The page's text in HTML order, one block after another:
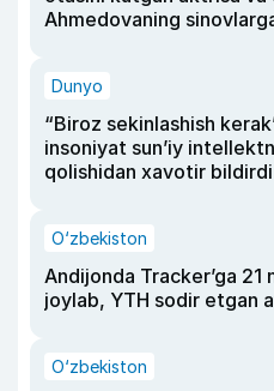
Ahmedovaning
Dunyo
“Biroz sekinlashish
insoniyat sun’iy
qolishidan xavotir bildirdi
O‘zbekiston
Andijonda Tracker’ga 21
joylab, YTH sodir etgan
O‘zbekiston